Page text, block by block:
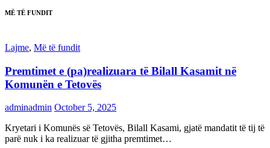
MË TË FUNDIT
Lajme, Më të fundit
Premtimet e (pa)realizuara të Bilall Kasamit në
Komunën e Tetovës
adminadmin October 5, 2025
Kryetari i Komunës së Tetovës, Bilall Kasami, gjatë mandatit të tij të
parë nuk i ka realizuar të gjitha premtimet…